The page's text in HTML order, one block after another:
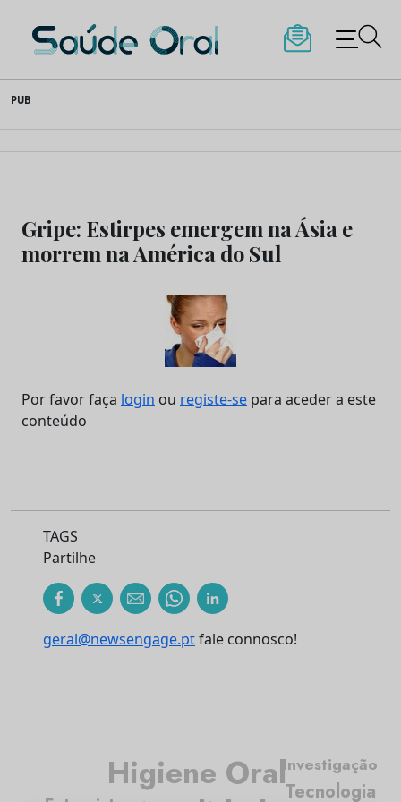
to
content
Saúde Oral
PUB
Gripe: Estirpes emergem na Ásia e
morrem na América do Sul
Por favor faça login ou registe-se para aceder a este
conteúdo
TAGS
Partilhe
geral@newsengage.ptfale connosco!
Higiene OralTecnologia
Investigação